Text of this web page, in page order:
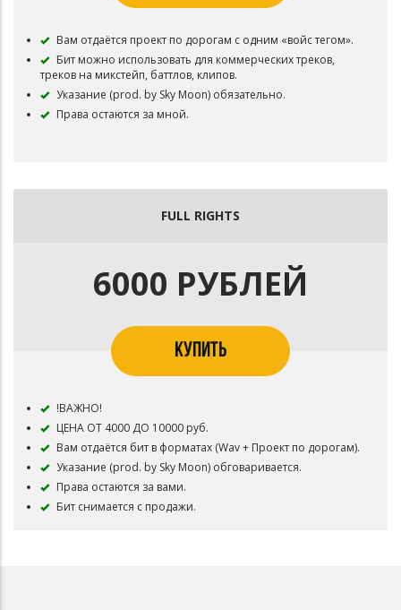
Вам отдаётся проект по дорогам с одним «войс тегом».
Бит можно использовать для коммерческих треков,
треков на микстейп, баттлов, клипов.
Указание (prod. by Sky Moon) обязательно.
Права остаются за мной.
FULL RIGHTS
6000 РУБЛЕЙ
КУПИТЬ
!ВАЖНО!
ЦЕНА ОТ 4000 ДО 10000 руб.
Вам отдаётся бит в форматах (Wav + Проект по дорогам).
Указание (prod. by Sky Moon) обговаривается.
Права остаются за вами.
Бит снимается с продажи.